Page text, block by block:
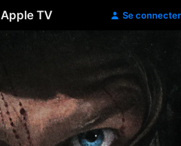
Apple TV Se connecter